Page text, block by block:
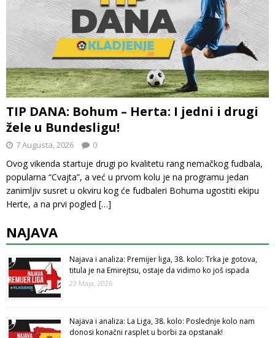
TIP DANA: Bohum – Herta: I jedni i drugi
žele u Bundesligu!
7 Augusta, 2026 0
Ovog vikenda startuje drugi po kvalitetu rang nemačkog fudbala,
popularna “Cvajta”, a već u prvom kolu je na programu jedan
zanimljiv susret u okviru kog će fudbaleri Bohuma ugostiti ekipu
Herte, a na prvi pogled […]
NAJAVA
Najava i analiza: Premijer liga, 38. kolo: Trka je gotova,
titula je na Emirejtsu, ostaje da vidimo ko još ispada
23 Maja, 2026
Najava i analiza: La Liga, 38. kolo: Poslednje kolo nam
donosi konačni rasplet u borbi za opstanak!